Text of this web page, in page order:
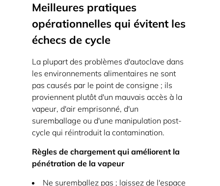
Meilleures pratiques
opérationnelles qui évitent les
échecs de cycle
La plupart des problèmes d'autoclave dans
les environnements alimentaires ne sont
pas causés par le point de consigne ; ils
proviennent plutôt d'un mauvais accès à la
vapeur, d'air emprisonné, d'un
suremballage ou d'une manipulation post-
cycle qui réintroduit la contamination.
Règles de chargement qui améliorent la
pénétration de la vapeur
Ne suremballez pas ; laissez de l'espace